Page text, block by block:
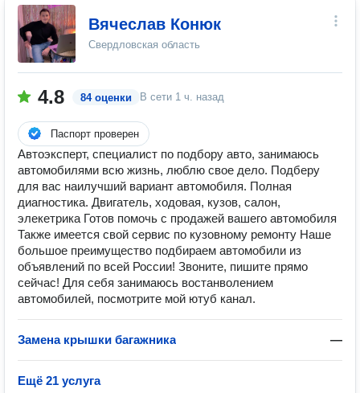
Вячеслав Конюк
Свердловская область
4.8 84 оценки В сети 1 ч. назад
Паспорт проверен
Автоэксперт, специалист по подбору авто, занимаюсь
автомобилями всю жизнь, люблю свое дело. Подберу
для вас наилучший вариант автомобиля. Полная
диагностика. Двигатель, ходовая, кузов, салон,
элекетрика Готов помочь с продажей вашего автомобиля
Также имеется свой сервис по кузовному ремонту Наше
большое преимущество подбираем автомобили из
объявлений по всей России! Звоните, пишите прямо
сейчас! Для себя занимаюсь востанволением
автомобилей, посмотрите мой ютуб канал.
Замена крышки багажника —
Ещё 21 услуга